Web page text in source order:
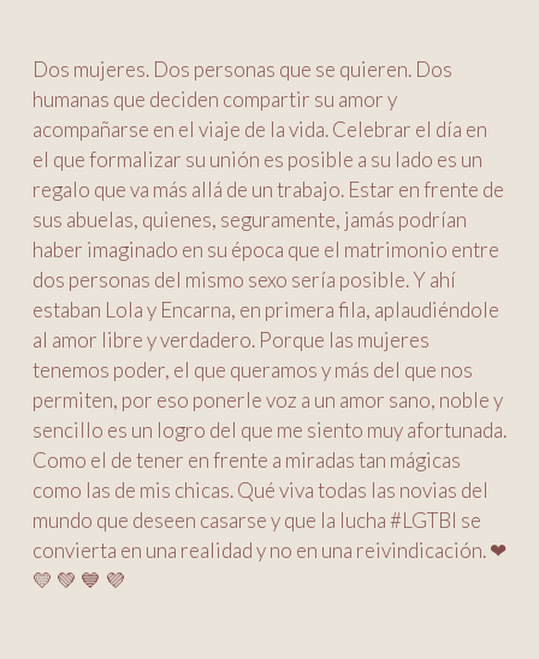
Dos mujeres. Dos personas que se quieren. Dos
humanas que deciden compartir su amor y
acompañarse en el viaje de la vida. Celebrar el día en
el que formalizar su unión es posible a su lado es un
regalo que va más allá de un trabajo. Estar en frente de
sus abuelas, quienes, seguramente, jamás podrían
haber imaginado en su época que el matrimonio entre
dos personas del mismo sexo sería posible. Y ahí
estaban Lola y Encarna, en primera fila, aplaudiéndole
al amor libre y verdadero. Porque las mujeres
tenemos poder, el que queramos y más del que nos
permiten, por eso ponerle voz a un amor sano, noble y
sencillo es un logro del que me siento muy afortunada.
Como el de tener en frente a miradas tan mágicas
como las de mis chicas. Qué viva todas las novias del
mundo que deseen casarse y que la lucha #LGTBI se
convierta en una realidad y no en una reivindicación. ❤
💛 💚 💙 💜